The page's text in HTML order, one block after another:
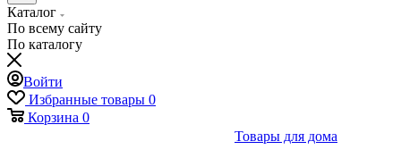
Каталог
По всему сайту
По каталогу
Войти
Избранные товары 0
Корзина 0
Товары для дома